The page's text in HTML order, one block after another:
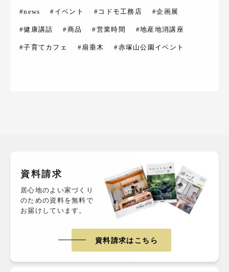
#news #イベント #コドモ工務店 #企画展
#健康講話 #商品 #営業時間 #地産地消講座
#子育てカフェ #扇垂木 #赤塚山公園イベント
資料請求
居心地のよい家づくり
のための資料を無料で
お届けしています。
資料請求はこちら